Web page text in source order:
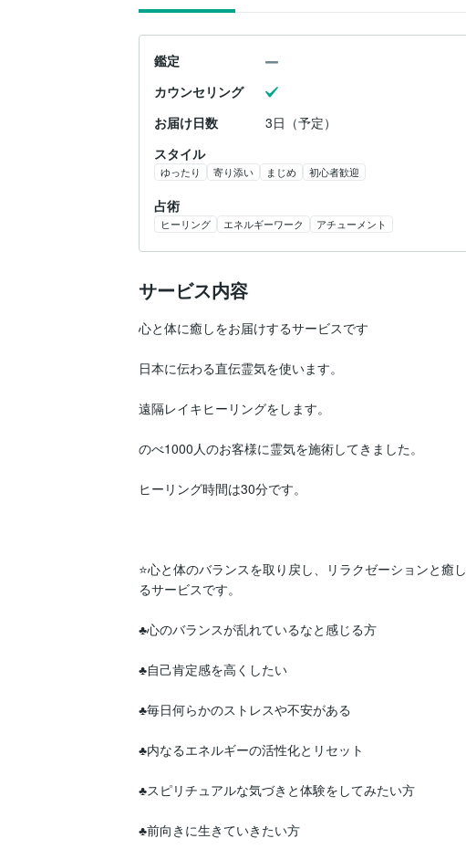
鑑定
カウンセリング
お届け日数
3日（予定）
スタイル
ゆったり 寄り添い まじめ 初心者歓迎
占術
ヒーリング エネルギーワーク アチューメント
サービス内容
心と体に癒しをお届けするサービスです
日本に伝わる直伝霊気を使います。
遠隔レイキヒーリングをします。
のべ1000人のお客様に霊気を施術してきました。
ヒーリング時間は30分です。
⭐心と体のバランスを取り戻し、リラクゼーションと癒
るサービスです。
♣️心のバランスが乱れているなと感じる方
♣️自己肯定感を高くしたい
♣️毎日何らかのストレスや不安がある
♣️内なるエネルギーの活性化とリセット
♣️スピリチュアルな気づきと体験をしてみたい方
♣️前向きに生きていきたい方